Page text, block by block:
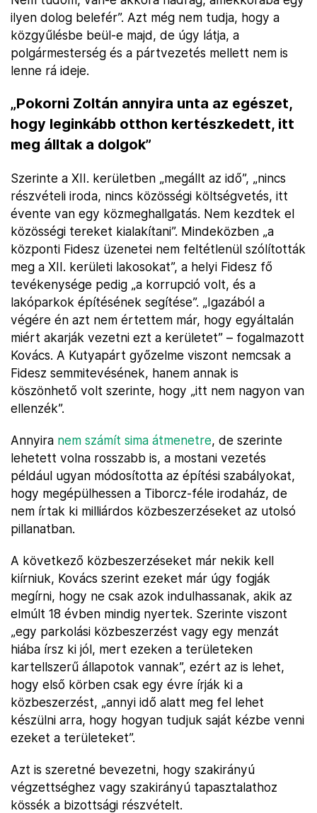
ilyen dolog belefér”. Azt még nem tudja, hogy a
közgyűlésbe beül-e majd, de úgy látja, a
polgármesterség és a pártvezetés mellett nem is
lenne rá ideje.
„Pokorni Zoltán annyira unta az egészet,
hogy leginkább otthon kertészkedett, itt
meg álltak a dolgok”
Szerinte a XII. kerületben „megállt az idő”, „nincs
részvételi iroda, nincs közösségi költségvetés, itt
évente van egy közmeghallgatás. Nem kezdtek el
közösségi tereket kialakítani”. Mindeközben „a
központi Fidesz üzenetei nem feltétlenül szólították
meg a XII. kerületi lakosokat”, a helyi Fidesz fő
tevékenysége pedig „a korrupció volt, és a
lakóparkok építésének segítése”. „Igazából a
végére én azt nem értettem már, hogy egyáltalán
miért akarják vezetni ezt a kerületet” – fogalmazott
Kovács. A Kutyapárt győzelme viszont nemcsak a
Fidesz semmitevésének, hanem annak is
köszönhető volt szerinte, hogy „itt nem nagyon van
ellenzék”.
Annyira nem számít sima átmenetre, de szerinte
lehetett volna rosszabb is, a mostani vezetés
például ugyan módosította az építési szabályokat,
hogy megépülhessen a Tiborcz-féle irodaház, de
nem írtak ki milliárdos közbeszerzéseket az utolsó
pillanatban.
A következő közbeszerzéseket már nekik kell
kiírniuk, Kovács szerint ezeket már úgy fogják
megírni, hogy ne csak azok indulhassanak, akik az
elmúlt 18 évben mindig nyertek. Szerinte viszont
„egy parkolási közbeszerzést vagy egy menzát
hiába írsz ki jól, mert ezeken a területeken
kartellszerű állapotok vannak”, ezért az is lehet,
hogy első körben csak egy évre írják ki a
közbeszerzést, „annyi idő alatt meg fel lehet
készülni arra, hogy hogyan tudjuk saját kézbe venni
ezeket a területeket”.
Azt is szeretné bevezetni, hogy szakirányú
végzettséghez vagy szakirányú tapasztalathoz
kössék a bizottsági részvételt.